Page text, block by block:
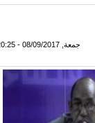
جمعة, 08/09/2017 - 20:25